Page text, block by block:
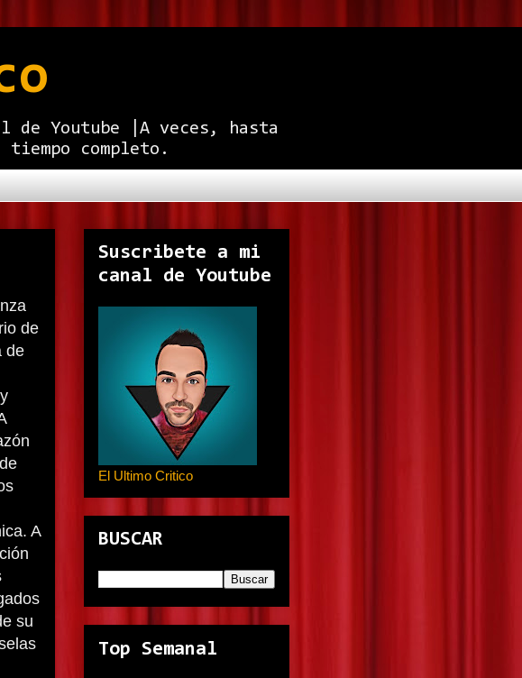
de Youtube |A veces, hasta
completo.
de
de
A
su
Suscribete a mi
canal de Youtube
El Ultimo Critico
BUSCAR
Top Semanal